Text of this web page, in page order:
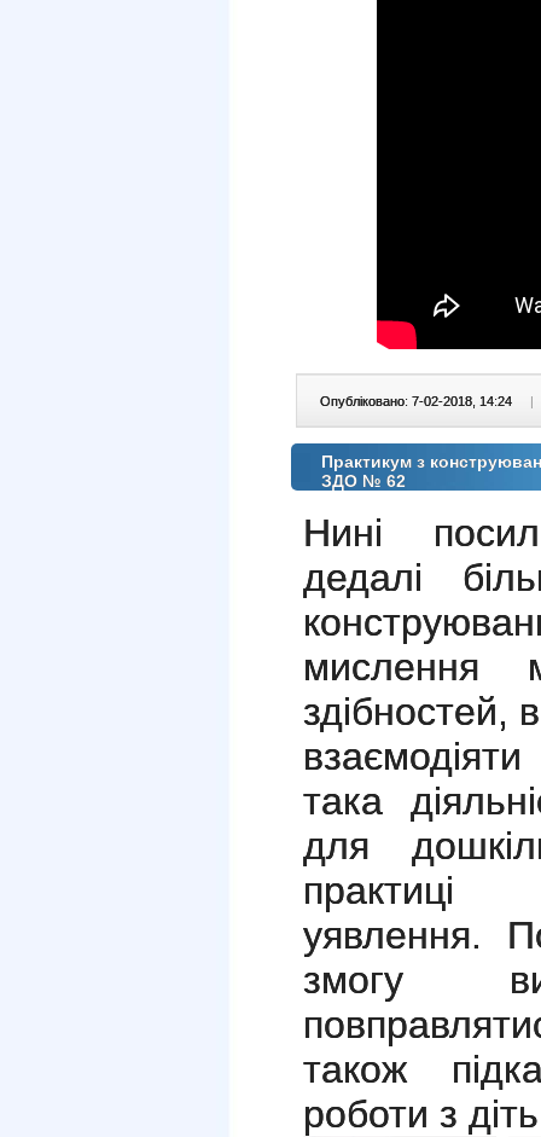
Опубліковано: 7-02-2018, 14:24 |
Практикум з
ЗДО № 62
Нині
дедалі
мислення
здібностей,
така
для
практиці
уявлення.
змогу
також
роботи з